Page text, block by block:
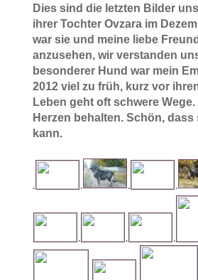
Dies sind die letzten Bilder
ihrer Tochter Ovzara im
war sie und meine liebe
anzusehen, wir verstanden
besonderer Hund war mein
2012 viel zu früh, kurz vor
Leben geht oft schwere
Herzen behalten. Schön,
kann.
. . . .
. . .